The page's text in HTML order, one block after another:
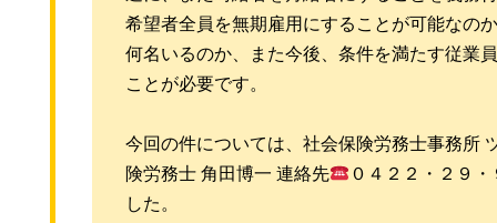
希望者全員を無期雇用にすることが可能なの
何名いるのか、また今後、条件を満たす従業
ことが必要です。
今回の件については、社会保険労務士事務所
険労務士 角田博一 連絡先
０４２２・２９
した。